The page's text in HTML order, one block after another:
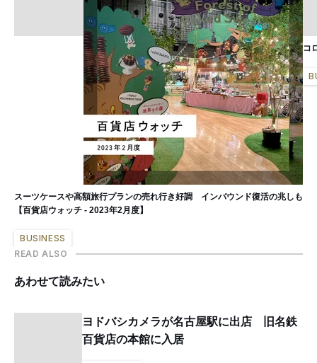
スーツケースや高額旅行プランの売れ行き好調 インバウンド復活の兆しも
【百貨店ウォッチ - 2023年2月度】
BUSINESS
コ
READ ALSO
あわせて読みたい
ヨドバシカメラが名古屋駅に出店 旧名鉄
百貨店の本館に入居